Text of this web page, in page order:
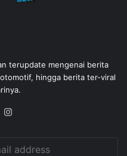
terupdate mengenai berita
hingga berita ter-viral
X